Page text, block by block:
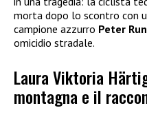
morta dopo lo scontro con
campione azzurro Peter
omicidio stradale.
Laura Viktoria
montagna e il